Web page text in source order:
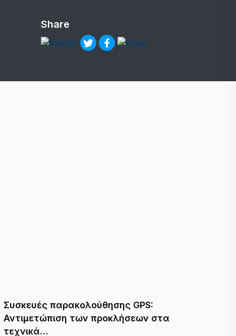
Share
Συσκευές παρακολούθησης GPS:
Αντιμετώπιση των προκλήσεων στα
τεχνικά…